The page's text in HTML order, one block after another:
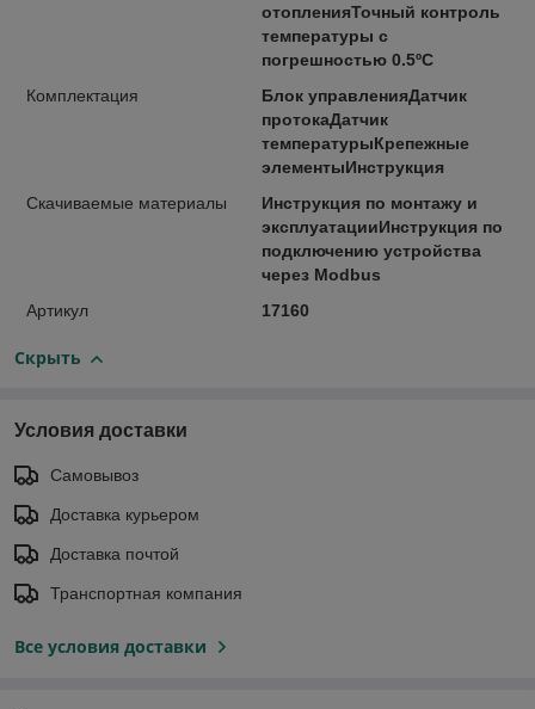
отопленияТочный контроль
температуры с
погрешностью 0.5ºC
Комплектация
Блок управленияДатчик
протокаДатчик
температурыКрепежные
элементыИнструкция
Скачиваемые материалы
Инструкция по монтажу и
эксплуатацииИнструкция по
подключению устройства
через Modbus
Артикул
17160
Скрыть
Условия доставки
Самовывоз
Доставка курьером
Доставка почтой
Транспортная компания
Все условия доставки